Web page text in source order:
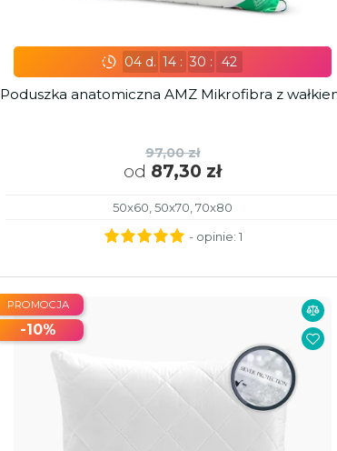
04d. 14 : 30 : 41
Poduszka anatomiczna AMZ Mikrofibra z
97,00 zł
od 87,30 zł
50x60, 50x70, 70x80
- opinie: 1
PROMOCJA
-10%